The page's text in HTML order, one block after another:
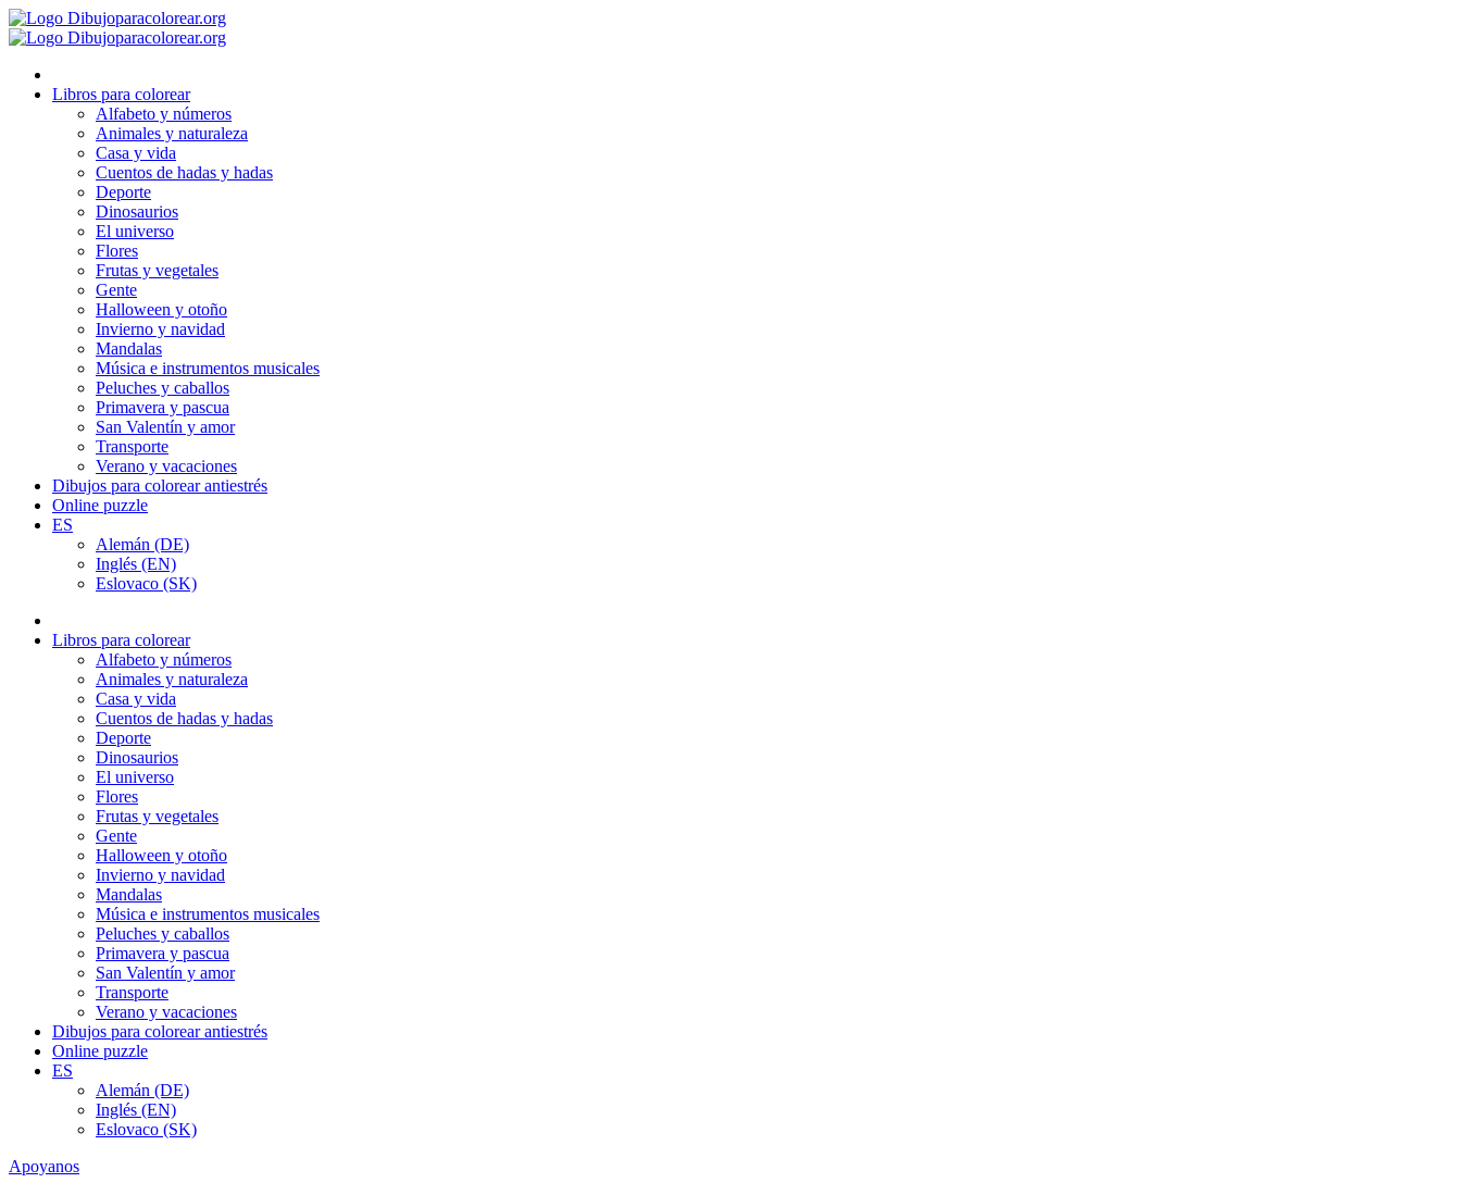
Ir
al
Libros para colorear
Alfabeto y números
Animales y naturaleza
Casa y vida
Cuentos de hadas y hadas
Deporte
Dinosaurios
El universo
Flores
Frutas y vegetales
Gente
Halloween y otoño
Invierno y navidad
Mandalas
Música e instrumentos musicales
Peluches y caballos
Primavera y pascua
San Valentín y amor
Transporte
Verano y vacaciones
Dibujos para colorear antiestrés
Online puzzle
ES
Alemán (DE)
Inglés (EN)
Eslovaco (SK)
Libros para colorear
Alfabeto y números
Animales y naturaleza
Casa y vida
Cuentos de hadas y hadas
Deporte
Dinosaurios
El universo
Flores
Frutas y vegetales
Gente
Halloween y otoño
Invierno y navidad
Mandalas
Música e instrumentos musicales
Peluches y caballos
Primavera y pascua
San Valentín y amor
Transporte
Verano y vacaciones
Dibujos para colorear antiestrés
Online puzzle
ES
Alemán (DE)
Inglés (EN)
Eslovaco (SK)
Apoyanos